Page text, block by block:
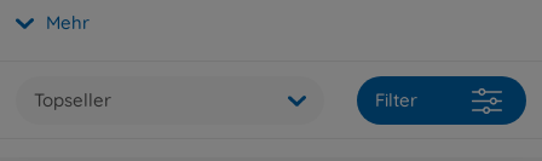
Mehr
Topseller Filter